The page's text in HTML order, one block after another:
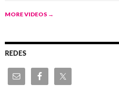
MORE VIDEOS →
REDES